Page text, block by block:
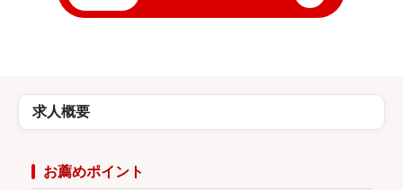
求人概要
お薦めポイント